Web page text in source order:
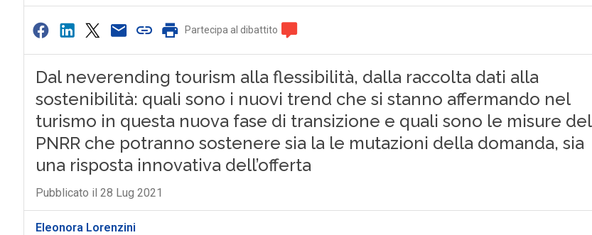
Partecipa al dibattito
Dal neverending tourism alla flessibilità, dalla raccolta dati alla
sostenibilità: quali sono i nuovi trend che si stanno affermando nel
turismo in questa nuova fase di transizione e quali sono le misure del
PNRR che potranno sostenere sia la le mutazioni della domanda, sia
una risposta innovativa dell’offerta
Pubblicato il 28 Lug 2021
Eleonora Lorenzini